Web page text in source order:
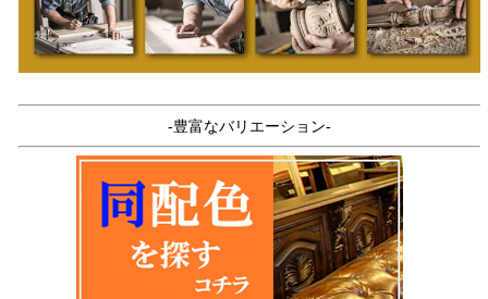
-豊富なバリエーション-